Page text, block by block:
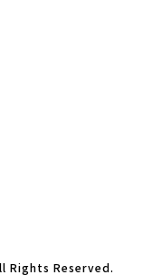
Rights Reserved.